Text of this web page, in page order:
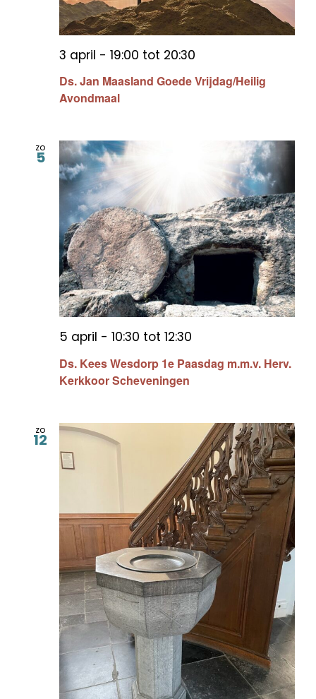
Ds. Jan Maasland Goede Vrijdag/Heilig
Avondmaal
3 april - 19:00 tot 20:30
zo
5
Ds. Kees Wesdorp 1e Paasdag m.m.v. Herv.
Kerkkoor Scheveningen
5 april - 10:30 tot 12:30
zo
12